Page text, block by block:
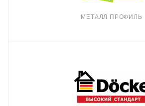
МЕТАЛЛ ПРОФИЛЬ